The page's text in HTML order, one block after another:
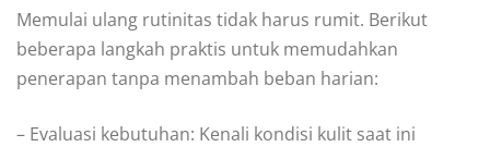
Memulai ulang rutinitas tidak harus rumit. Berikut
beberapa langkah praktis untuk memudahkan
penerapan tanpa menambah beban harian:
– Evaluasi kebutuhan: Kenali kondisi kulit saat ini